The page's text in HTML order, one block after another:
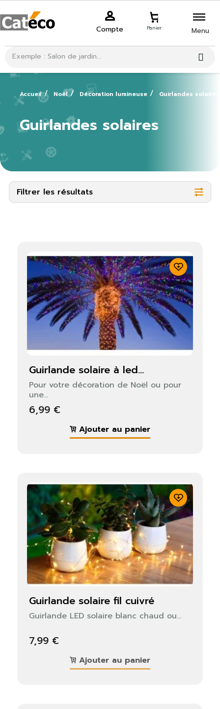
Compte Panier Menu
Accueil Noël Décoration lumineuse Guirlandes solaires
Guirlandes solaires
Filtrer les résultats
guirlande solaire à led...
Pour votre décoration de Noël ou pour
une...
6,99 €
Ajouter au panier
guirlande solaire fil cuivré
Guirlande LED solaire blanc chaud ou...
7,99 €
Ajouter au panier